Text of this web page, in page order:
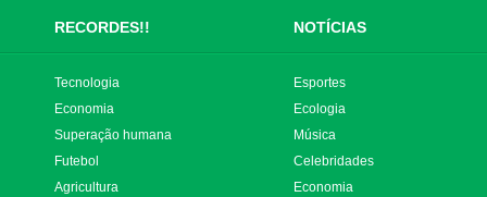
RECORDES!! NOTÍCIAS
Tecnologia
Economia
Superação humana
Futebol
Agricultura
Esportes
Ecologia
Música
Celebridades
Economia